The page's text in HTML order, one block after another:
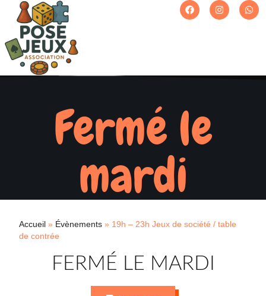
Fermé le
mardi
Accueil » Évènements » 19h – 23h Jeux de société / table
de contrée
FERMÉ LE MARDI